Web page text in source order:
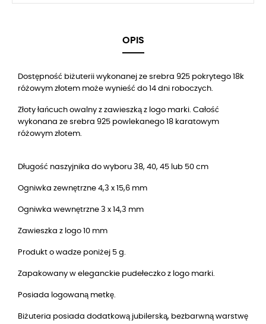
OPIS
Dostępność biżuterii wykonanej ze srebra 925 pokrytego 18k
różowym złotem może wynieść do 14 dni roboczych.
Złoty łańcuch owalny z zawieszką z logo marki. Całość
wykonana ze srebra 925 powlekanego 18 karatowym
różowym złotem.
Długość naszyjnika do wyboru 38, 40, 45 lub 50 cm
Ogniwka zewnętrzne 4,3 x 15,6 mm
Ogniwka wewnętrzne 3 x 14,3 mm
Zawieszka z logo 10 mm
Produkt o wadze poniżej 5 g.
Zapakowany w eleganckie pudełeczko z logo marki.
Posiada logowaną metkę.
Biżuteria posiada dodatkową jubilerską, bezbarwną warstwę